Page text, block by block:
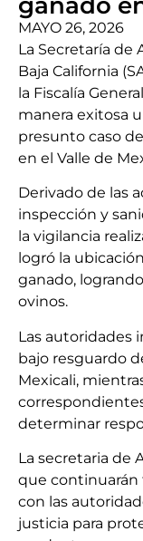
MAYO 26, 2026
La Secretaría de
Baja California
la Fiscalía
manera exitosa
presunto caso
en el Valle de
Derivado de las
inspección y
la vigilancia
logró la
ganado,
ovinos.
Las autoridades
bajo resguardo
Mexicali,
determinar
La secretaria de
que continuarán
con las
justicia para